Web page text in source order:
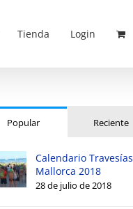
Tienda Login
Popular Reciente
Calendario Travesías
Mallorca 2018
28 de julio de 2018